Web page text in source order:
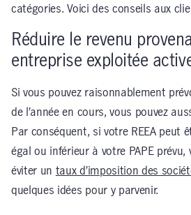
catégories. Voici des conseils aux
Réduire le revenu
entreprise exploitée
Si vous pouvez raisonnablement
de l’année en cours, vous pouvez
Par conséquent, si votre REEA peut
égal ou inférieur à votre PAPE prévu,
éviter un taux d’imposition des
quelques idées pour y parvenir.